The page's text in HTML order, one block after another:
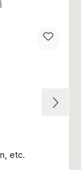
etc.